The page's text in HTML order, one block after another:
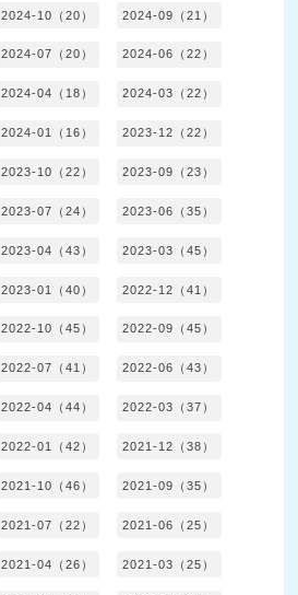
2024-10（20） 2024-09（21）
2024-07（20） 2024-06（22）
2024-04（18） 2024-03（22）
2024-01（16） 2023-12（22）
2023-10（22） 2023-09（23）
2023-07（24） 2023-06（35）
2023-04（43） 2023-03（45）
2023-01（40） 2022-12（41）
2022-10（45） 2022-09（45）
2022-07（41） 2022-06（43）
2022-04（44） 2022-03（37）
2022-01（42） 2021-12（38）
2021-10（46） 2021-09（35）
2021-07（22） 2021-06（25）
2021-04（26） 2021-03（25）